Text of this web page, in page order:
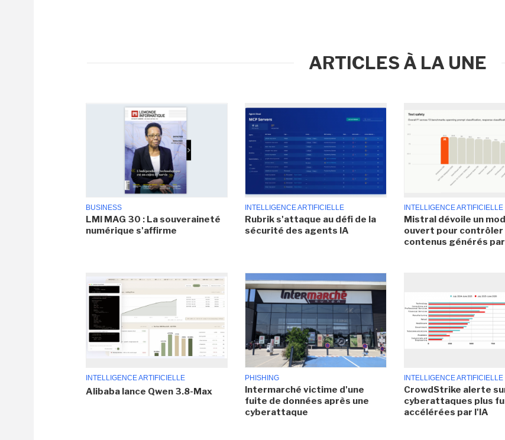
ARTICLES À LA UNE
BUSINESS
LMI MAG 30 : La souveraineté
numérique s'affirme
INTELLIGENCE ARTIFICIELLE
Rubrik s'attaque au défi de la
sécurité des agents IA
INTELLIGENCE ARTIFICIELLE
Mistral dévoile un
ouvert pour contrôler
contenus générés
INTELLIGENCE ARTIFICIELLE
Alibaba lance Qwen 3.8-Max
PHISHING
Intermarché victime d'une
fuite de données après une
cyberattaque
INTELLIGENCE ARTIFICIELLE
CrowdStrike alerte
cyberattaques plus
accélérées par l'IA